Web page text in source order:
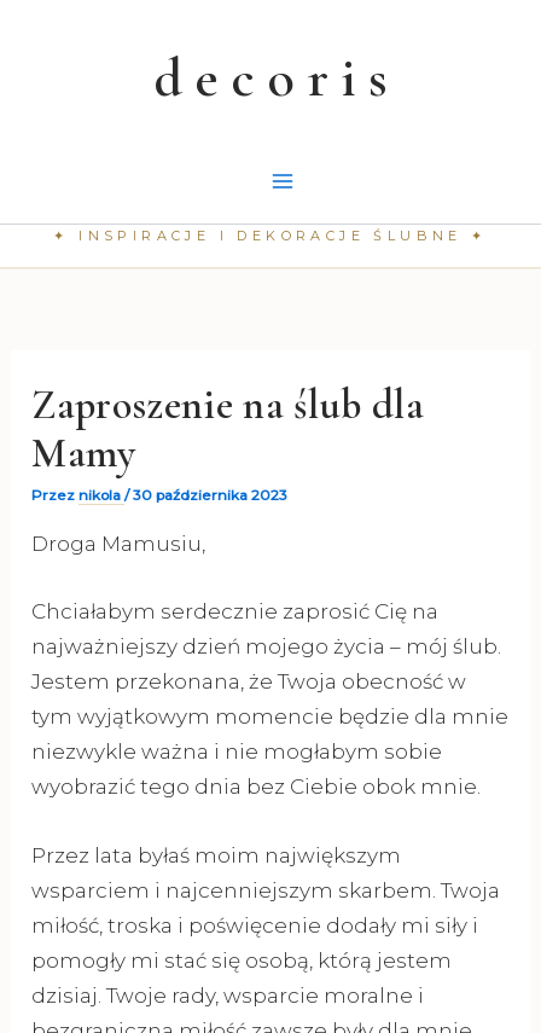
Zaproszenie na ślub dla
Mamy
Przeznikola/30 października 2023
Droga Mamusiu,
Chciałabym serdecznie zaprosić Cię na
najważniejszy dzień mojego życia – mój ślub.
Jestem przekonana, że Twoja obecność w
tym wyjątkowym momencie będzie dla mnie
niezwykle ważna i nie mogłabym sobie
wyobrazić tego dnia bez Ciebie obok mnie.
Przez lata byłaś moim największym
wsparciem i najcenniejszym skarbem. Twoja
miłość, troska i poświęcenie dodały mi siły i
pomogły mi stać się osobą, którą jestem
dzisiaj. Twoje rady, wsparcie moralne i